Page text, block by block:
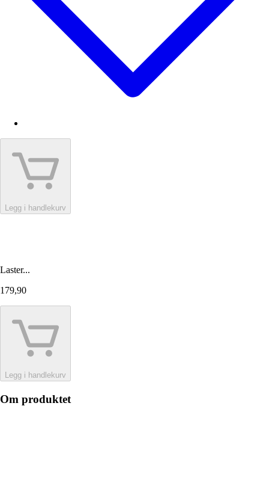
Legg i handlekurv
Laster...
179,90
Legg i handlekurv
Om produktet